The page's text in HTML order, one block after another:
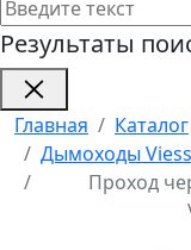
Результаты
Главная Каталог
Дымоходы
Проход